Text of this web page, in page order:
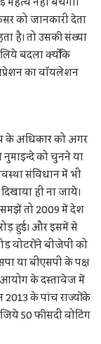
को जानकारी देता
है। तो उसकी संख्या
बदला क्योंकि
का वॉयलेशन
के अधिकार को अगर
को चुनने या
संविधान में भी
ही ना जाये।
समझें तो 2009 में देश
हुई। और इसमें से
वोटरों ने बीजेपी को
या बीएसपी के पक्ष
आयोग के दस्तावेज में
के पांच राज्यों के
50 फीसदी वोटिंग